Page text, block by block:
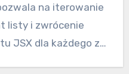
na iterowanie
listy i zwrócenie
JSX dla każdego z…